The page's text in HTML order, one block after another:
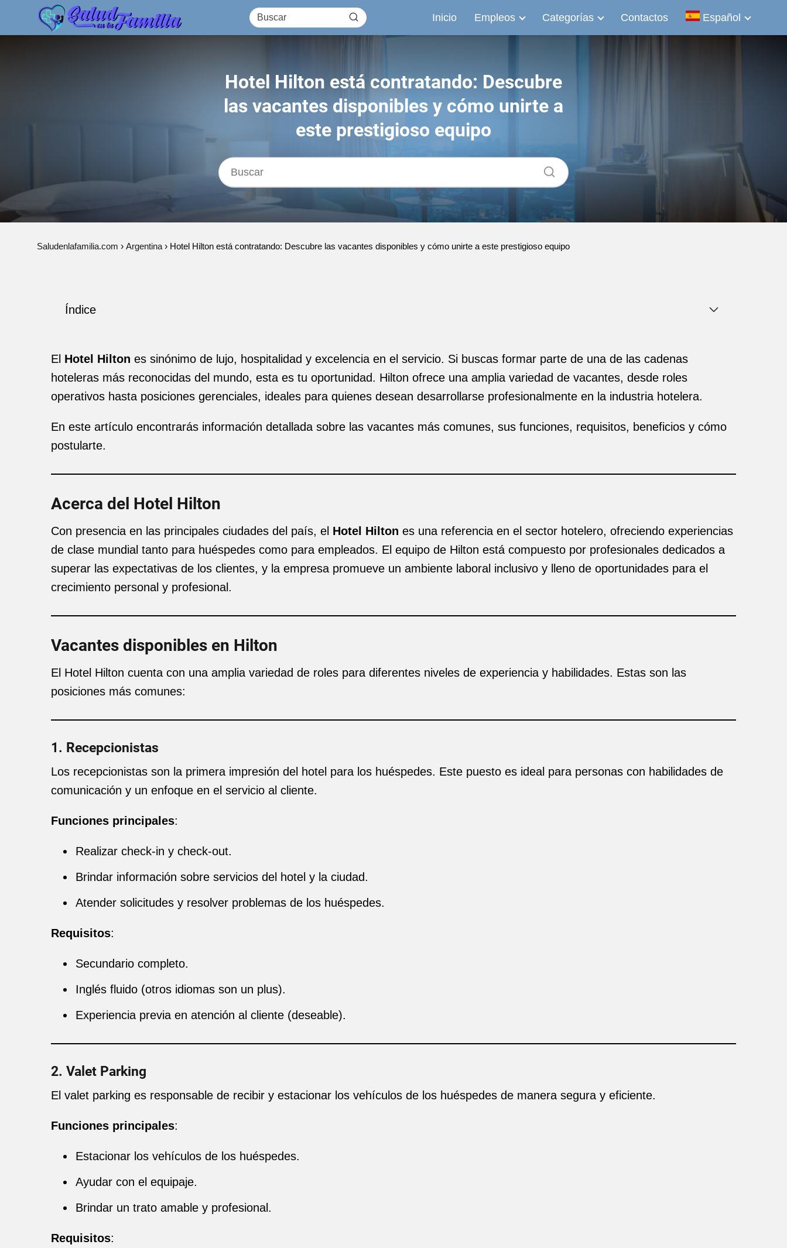
Inicio Empleos Categorías Contactos Español
Hotel Hilton está contratando: Descubre
las vacantes disponibles y cómo unirte a
este prestigioso equipo
Saludenlafamilia.com Argentina Hotel Hilton está contratando: Descubre las vacantes disponibles y cómo unirte a este prestigioso equipo
Índice
El Hotel Hilton es sinónimo de lujo, hospitalidad y excelencia en el servicio. Si buscas formar parte de una de las cadenas
hoteleras más reconocidas del mundo, esta es tu oportunidad. Hilton ofrece una amplia variedad de vacantes, desde roles
operativos hasta posiciones gerenciales, ideales para quienes desean desarrollarse profesionalmente en la industria hotelera.
En este artículo encontrarás información detallada sobre las vacantes más comunes, sus funciones, requisitos, beneficios y cómo
postularte.
Acerca del Hotel Hilton
Con presencia en las principales ciudades del país, el Hotel Hilton es una referencia en el sector hotelero, ofreciendo experiencias
de clase mundial tanto para huéspedes como para empleados. El equipo de Hilton está compuesto por profesionales dedicados a
superar las expectativas de los clientes, y la empresa promueve un ambiente laboral inclusivo y lleno de oportunidades para el
crecimiento personal y profesional.
Vacantes disponibles en Hilton
El Hotel Hilton cuenta con una amplia variedad de roles para diferentes niveles de experiencia y habilidades. Estas son las
posiciones más comunes:
1. Recepcionistas
Los recepcionistas son la primera impresión del hotel para los huéspedes. Este puesto es ideal para personas con habilidades de
comunicación y un enfoque en el servicio al cliente.
Funciones principales:
Realizar check-in y check-out.
Brindar información sobre servicios del hotel y la ciudad.
Atender solicitudes y resolver problemas de los huéspedes.
Requisitos:
Secundario completo.
Inglés fluido (otros idiomas son un plus).
Experiencia previa en atención al cliente (deseable).
2. Valet Parking
El valet parking es responsable de recibir y estacionar los vehículos de los huéspedes de manera segura y eficiente.
Funciones principales:
Estacionar los vehículos de los huéspedes.
Ayudar con el equipaje.
Brindar un trato amable y profesional.
Requisitos: